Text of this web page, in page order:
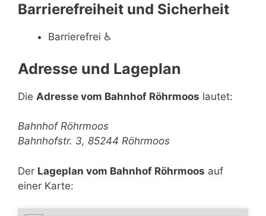
Barrierefreiheit und Sicherheit
Barrierefrei ♿
Adresse und Lageplan
Die Adresse vom Bahnhof Röhrmoos lautet:
Bahnhof Röhrmoos
Bahnhofstr. 3, 85244 Röhrmoos
Der Lageplan vom Bahnhof Röhrmoos auf
einer Karte: